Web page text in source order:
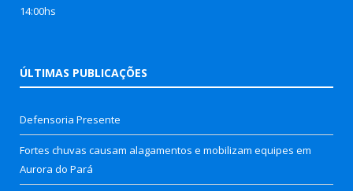
14:00hs
ÚLTIMAS PUBLICAÇÕES
Defensoria Presente
Fortes chuvas causam alagamentos e mobilizam equipes em
Aurora do Pará